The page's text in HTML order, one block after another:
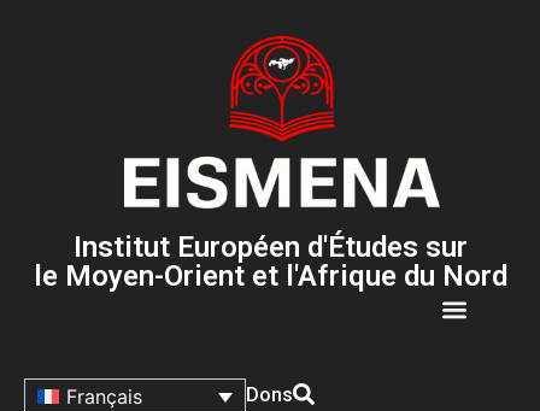
Institut Européen d'Études sur
le Moyen-Orient et l'Afrique du Nord
Français Dons